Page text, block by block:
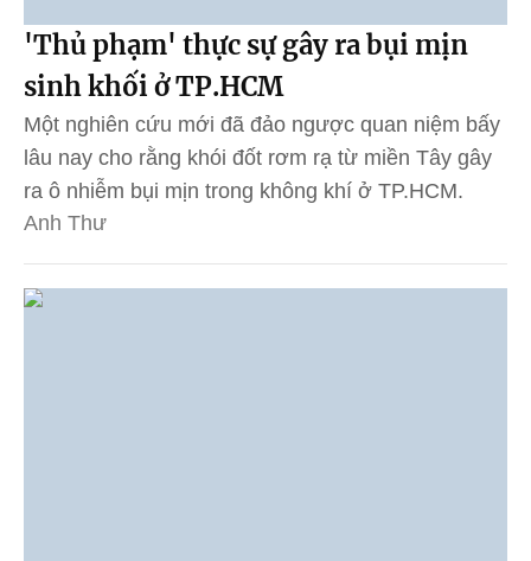
'Thủ phạm' thực sự gây ra bụi mịn
sinh khối ở TP.HCM
Một nghiên cứu mới đã đảo ngược quan niệm bấy
lâu nay cho rằng khói đốt rơm rạ từ miền Tây gây
ra ô nhiễm bụi mịn trong không khí ở TP.HCM.
Anh Thư